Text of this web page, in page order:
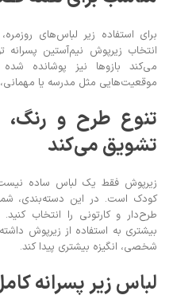
برای استفاده زیر لباس‌های
انتخاب زیرپوش نیم‌آستین
می‌کند بازوها نیز پوشانده
موقعیت‌هایی مثل مدرسه یا
تنوع طرح و رنگ،
تشویق می‌کند
زیرپوش فقط یک لباس ساده
کودک است. در این دسته‌بندی،
طرح‌دار و کارتونی را انتخاب
بیشتری به استفاده از زیرپوش
شخصی، انگیزه بیشتری پیدا کند.
لباس زیر پسرانه